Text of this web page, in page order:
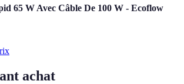
65 W Avec Câble De 100 W - Ecoflow
achat